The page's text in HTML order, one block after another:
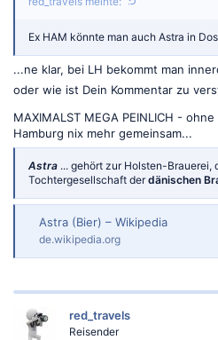
Ex HAM könnte man auch Astra in
...ne klar, bei LH bekommt man
oder wie ist Dein Kommentar zu
MAXIMALST MEGA PEINLICH -
Hamburg nix mehr gemeinsam...
Astra ... gehört zur Holsten-Brauerei,
Tochtergesellschaft derdänischen
Astra (Bier) – Wikipedia
de.wikipedia.org
red_travels
Reisender